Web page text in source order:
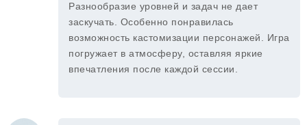
Разнообразие уровней и задач не дает
заскучать. Особенно понравилась
возможность кастомизации персонажей. Игра
погружает в атмосферу, оставляя яркие
впечатления после каждой сессии.